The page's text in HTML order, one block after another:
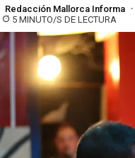
Redacción Mallorca Informa
5 MINUTO/S DE LECTURA